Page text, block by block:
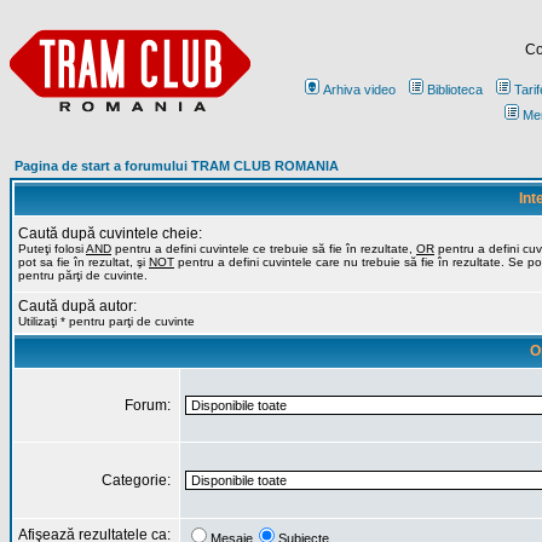
Arhiva video Biblioteca
Pagina de start a forumului TRAM CLUB ROMANIA
Caută după cuvintele cheie:
Puteţi folosiAND pentru a defini cuvintele ce trebuie să fie în rezultate, OR pentru a defini
pot sa fie în rezultat, şi NOT pentru a defini cuvintele care nu trebuie să fie în rezultate. Se
pentru părţi de cuvinte.
Caută după autor:
Utilizaţi * pentru parţi de cuvinte
Forum:
Categorie:
Afişează rezultatele ca: Mesaje Subiecte